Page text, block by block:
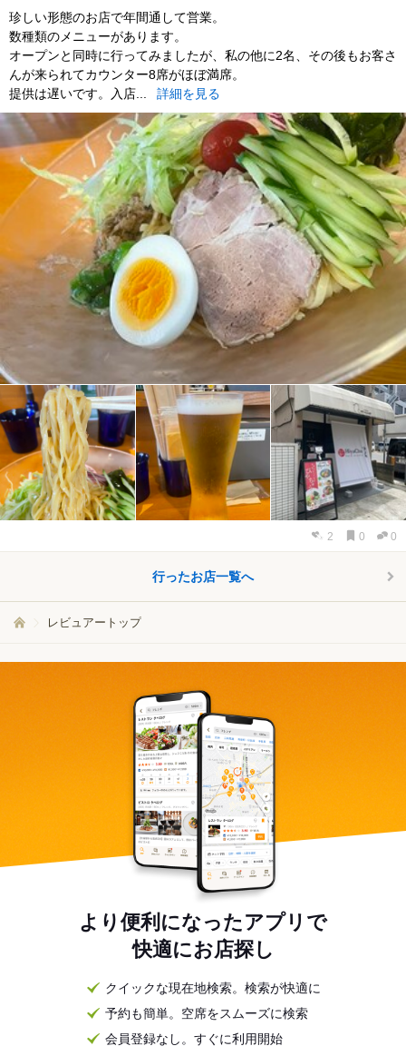
珍しい形態のお店で年間通して営業。
数種類のメニューがあります。
オープンと同時に行ってみましたが、私の他に2名、その後もお客さ
んが来られてカウンター8席がほぼ満席。
提供は遅いです。入店...
詳細を見る
2 0 0
行ったお店一覧へ
レビュアートップ
より便利になったアプリで
快適にお店探し
クイックな現在地検索。検索が快適に
予約も簡単。空席をスムーズに検索
会員登録なし。すぐに利用開始